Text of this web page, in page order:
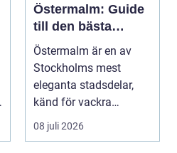
Östermalm: Guide
till den bästa
restaurangen på
Östermalm
Östermalm är en av
Stockholms mest
eleganta stadsdelar,
känd för vackra
kvarter,...
08 juli 2026